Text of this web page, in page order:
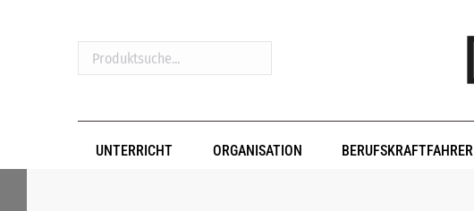
Produktsuche...
UNTERRICHT ORGANISATION BERUFSKRAFTFAHRER